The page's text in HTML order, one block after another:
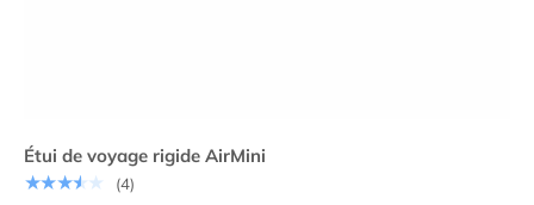
Étui de voyage rigide AirMini
★★★★★
(4)